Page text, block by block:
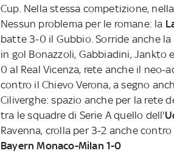
Cup. Nella stessa competizione,
Nessun problema per le romane: la
batte 3-0 il Gubbio. Sorride anche la
in gol Bonazzoli, Gabbiadini, Jankto
0 al Real Vicenza, rete anche il neo-
contro il Chievo Verona, a segno
Ciliverghe: spazio anche per la rete
tra le squadre di Serie A quello dell'
Ravenna, crolla per 3-2 anche contro
Bayern Monaco-Milan 1-0